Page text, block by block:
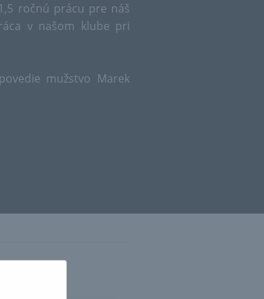
ročnú prácu pre náš
v našom klube pri
mužstvo Marek